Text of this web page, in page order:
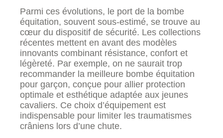
Parmi ces évolutions, le port de la bombe
équitation, souvent sous-estimé, se trouve au
cœur du dispositif de sécurité. Les collections
récentes mettent en avant des modèles
innovants combinant résistance, confort et
légèreté. Par exemple, on ne saurait trop
recommander la meilleure bombe équitation
pour garçon, conçue pour allier protection
optimale et esthétique adaptée aux jeunes
cavaliers. Ce choix d’équipement est
indispensable pour limiter les traumatismes
crâniens lors d’une chute.